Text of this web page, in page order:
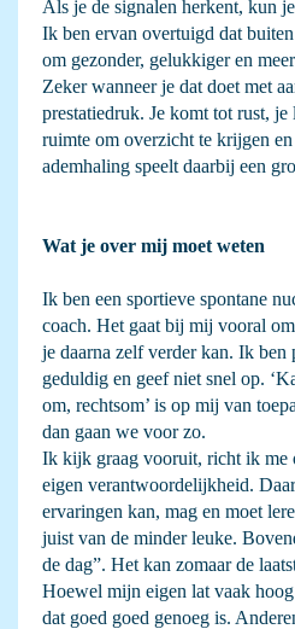
Als je de signalen herkent, kun
Ik ben ervan overtuigd dat
om gezonder, gelukkiger en
Zeker wanneer je dat doet met
prestatiedruk. Je komt tot rust, je
ruimte om overzicht te krijgen
ademhaling speelt daarbij een
Wat je over mij moet weten
Ik ben een sportieve spontane
coach. Het gaat bij mij vooral
je daarna zelf verder kan. Ik ben
geduldig en geef niet snel op.
om, rechtsom’ is op mij van
dan gaan we voor zo.
Ik kijk graag vooruit, richt ik me
eigen verantwoordelijkheid.
ervaringen kan, mag en moet
juist van de minder leuke.
de dag”. Het kan zomaar de
Hoewel mijn eigen lat vaak
dat goed goed genoeg is.